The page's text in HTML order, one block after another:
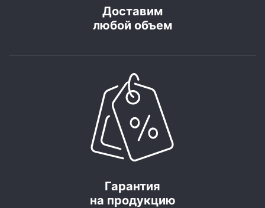
Доставим
любой объем
Гарантия
на продукцию